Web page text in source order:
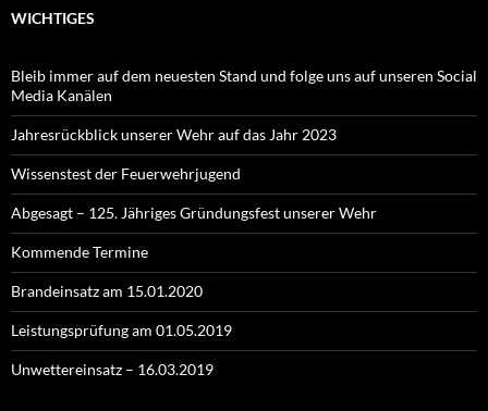
WICHTIGES
Bleib immer auf dem neuesten Stand und folge uns auf unseren Social
Media Kanälen
Jahresrückblick unserer Wehr auf das Jahr 2023
Wissenstest der Feuerwehrjugend
Abgesagt – 125. Jähriges Gründungsfest unserer Wehr
Kommende Termine
Brandeinsatz am 15.01.2020
Leistungsprüfung am 01.05.2019
Unwettereinsatz – 16.03.2019